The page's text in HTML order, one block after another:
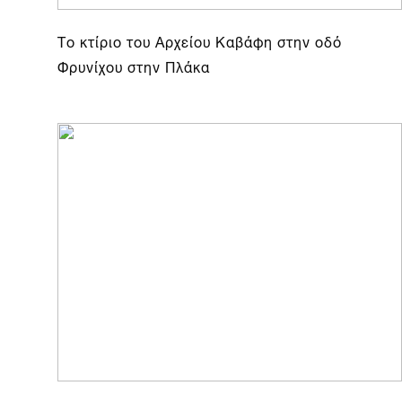
Το κτίριο του Αρχείου Καβάφη στην οδό
Φρυνίχου στην Πλάκα